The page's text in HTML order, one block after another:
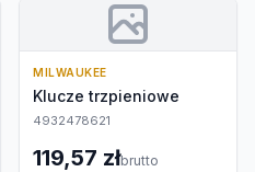
MILWAUKEE
Klucze trzpieniowe
4932478621
119,57 złbrutto